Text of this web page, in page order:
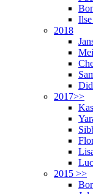
2018
2017>>
2015 >>